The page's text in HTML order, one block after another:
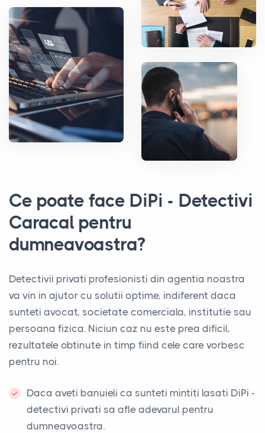
Ce poate face DiPi - Detectivi
Caracal pentru
dumneavoastra?
Detectivii privati profesionisti din agentia noastra
va vin in ajutor cu solutii optime, indiferent daca
sunteti avocat, societate comerciala, institutie sau
persoana fizica. Niciun caz nu este prea dificil,
rezultatele obtinute in timp fiind cele care vorbesc
pentru noi.
Daca aveti banuieli ca sunteti mintiti lasati DiPi -
detectivi privati sa afle adevarul pentru
dumneavoastra.